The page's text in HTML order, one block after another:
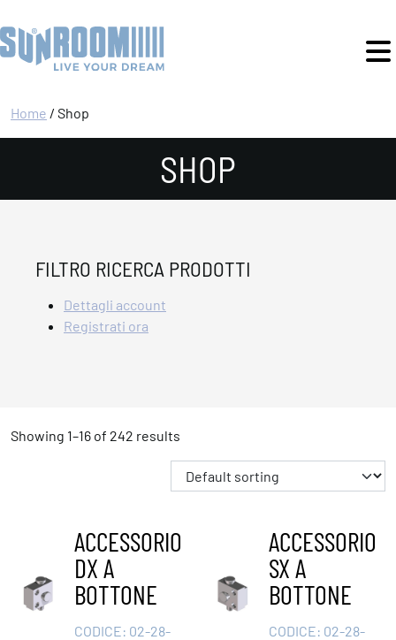
Home / Shop
SHOP
Showing 1–16 of 242 results
ACCESSORIO
DX A
BOTTONE
CODICE: 02-28-
ACCESSORIO
SX A
BOTTONE
CODICE: 02-28-
FILTRO RICERCA PRODOTTI
Dettagli account
Registrati ora